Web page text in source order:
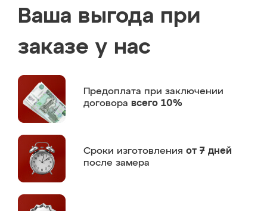
Ваша выгода при
заказе у нас
Предоплата при заключении
договора всего 10%
Сроки изготовления от 7 дней
после замера